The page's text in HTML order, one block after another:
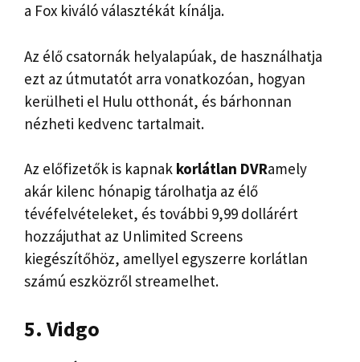
a Fox kiváló választékát kínálja.
Az élő csatornák helyalapúak, de használhatja
ezt az útmutatót arra vonatkozóan, hogyan
kerülheti el Hulu otthonát, és bárhonnan
nézheti kedvenc tartalmait.
Az előfizetők is kapnak korlátlan DVRamely
akár kilenc hónapig tárolhatja az élő
tévéfelvételeket, és további 9,99 dollárért
hozzájuthat az Unlimited Screens
kiegészítőhöz, amellyel egyszerre korlátlan
számú eszközről streamelhet.
5. Vidgo